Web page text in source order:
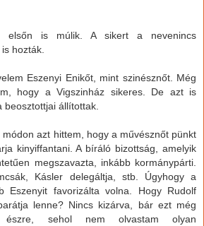
elsőn is múlik. A sikert a nevenincs
hozták.
Eszenyi Enikőt, mint szinésznőt. Még
hogy a Vigszinház sikeres. De azt is
beosztottjai állítottak.
módon azt hittem, hogy a művésznőt pünkt
kinyiffantani. A bíráló bizottság, amelyik
megszavazta, inkább kormánypárti.
Kásler delegáltja, stb. Úgyhogy a
Eszenyit favorizálta volna. Hogy Rudolf
lenne? Nincs kizárva, bár ezt még
sehol nem olvastam olyan